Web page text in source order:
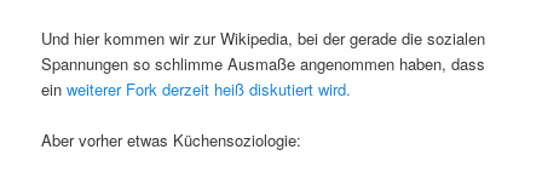
Und hier kommen wir zur Wikipedia, bei der gerade die sozialen
Spannungen so schlimme Ausmaße angenommen haben, dass
einweiterer Fork derzeit heiß diskutiert wird.
Aber vorher etwas Küchensoziologie: